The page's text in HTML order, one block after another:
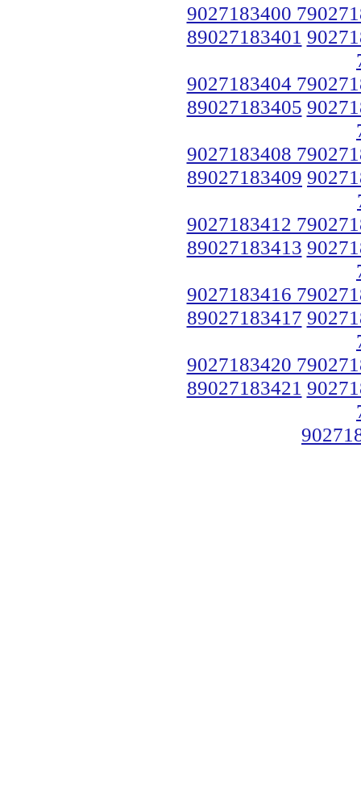
9027183400
89027183401
9027183404
89027183405
9027183408
89027183409
9027183412
89027183413
9027183416
89027183417
9027183420
89027183421